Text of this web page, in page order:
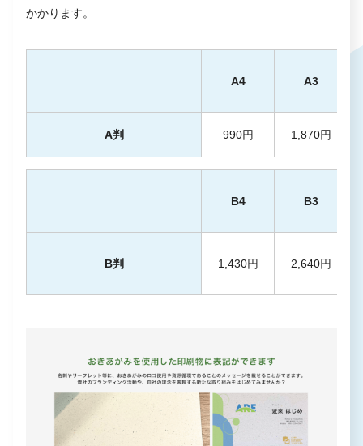
かかります。
A4 A3
A判 990円 1,870円
B4 B3
B判 1,430円 2,640円